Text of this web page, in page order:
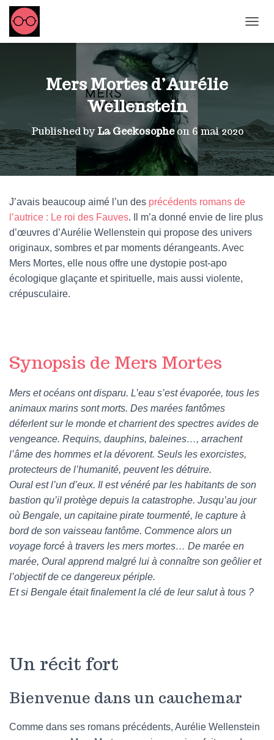
Mers Mortes d’Aurélie
Wellenstein
Published byLa Geekosopheon 6 mai 2020
J’avais beaucoup aimé l’un des précédents romans de
l’autrice : Le roi des Fauves. Il m’a donné envie de lire plus
d’œuvres d’Aurélie Wellenstein qui propose des univers
originaux, sombres et par moments dérangeants. Avec
Mers Mortes, elle nous offre une dystopie post-apo
écologique glaçante et spirituelle, mais aussi violente,
crépusculaire.
Synopsis de Mers Mortes
Mers et océans ont disparu. L’eau s’est évaporée, tous les
animaux marins sont morts. Des marées fantômes
déferlent sur le monde et charrient des spectres avides de
vengeance. Requins, dauphins, baleines…, arrachent
l’âme des hommes et la dévorent. Seuls les exorcistes,
protecteurs de l’humanité, peuvent les détruire.
Oural est l’un d’eux. Il est vénéré par les habitants de son
bastion qu’il protège depuis la catastrophe. Jusqu’au jour
où Bengale, un capitaine pirate tourmenté, le capture à
bord de son vaisseau fantôme. Commence alors un
voyage forcé à travers les mers mortes… De marée en
marée, Oural apprend malgré lui à connaître son geôlier et
l’objectif de ce dangereux périple.
Et si Bengale était finalement la clé de leur salut à tous ?
Un récit fort
Bienvenue dans un cauchemar
Comme dans ses romans précédents, Aurélie Wellenstein